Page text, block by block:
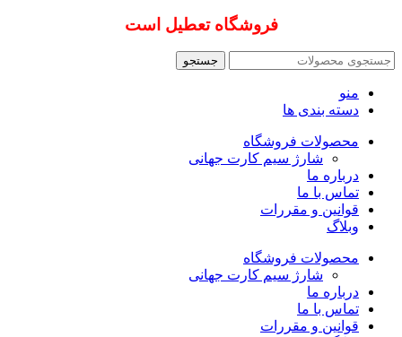
فروشگاه تعطیل است
جستجو
منو
دسته بندی ها
محصولات فروشگاه
شارژ سیم کارت جهانی
درباره ما
تماس با ما
قوانین و مقررات
وبلاگ
محصولات فروشگاه
شارژ سیم کارت جهانی
درباره ما
تماس با ما
قوانین و مقررات